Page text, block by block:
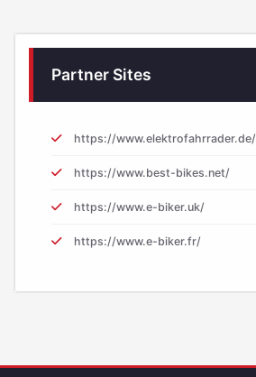
Partner Sites
https://www.elektrofahrrader.de/
https://www.best-bikes.net/
https://www.e-biker.uk/
https://www.e-biker.fr/